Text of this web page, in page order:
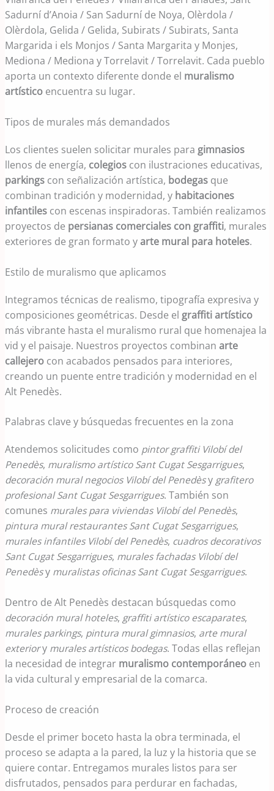
Sadurní d’Anoia / San Sadurní de Noya, Olèrdola /
Olèrdola, Gelida / Gelida, Subirats / Subirats, Santa
Margarida i els Monjos / Santa Margarita y Monjes,
Mediona / Mediona y Torrelavit / Torrelavit. Cada pueblo
aporta un contexto diferente donde el muralismo
artístico encuentra su lugar.
Tipos de murales más demandados
Los clientes suelen solicitar murales para gimnasios
llenos de energía, colegios con ilustraciones educativas,
parkings con señalización artística, bodegas que
combinan tradición y modernidad, y habitaciones
infantiles con escenas inspiradoras. También realizamos
proyectos de persianas comerciales con graffiti, murales
exteriores de gran formato yarte mural para hoteles.
Estilo de muralismo que aplicamos
Integramos técnicas de realismo, tipografía expresiva y
composiciones geométricas. Desde el graffiti artístico
más vibrante hasta el muralismo rural que homenajea la
vid y el paisaje. Nuestros proyectos combinanarte
callejero con acabados pensados para interiores,
creando un puente entre tradición y modernidad en el
Alt Penedès.
Palabras clave y búsquedas frecuentes en la zona
Atendemos solicitudes como pintor graffiti Vilobí del
Penedès, muralismo artístico Sant Cugat Sesgarrigues,
decoración mural negocios Vilobí del Penedèsygrafitero
profesional Sant Cugat Sesgarrigues. También son
comunes murales para viviendas Vilobí del Penedès,
pintura mural restaurantes Sant Cugat Sesgarrigues,
murales infantiles Vilobí del Penedès, cuadros decorativos
Sant Cugat Sesgarrigues, murales fachadas Vilobí del
Penedèsy muralistas oficinas Sant Cugat Sesgarrigues.
Dentro de Alt Penedès destacan búsquedas como
decoración mural hoteles, graffiti artístico escaparates,
murales parkings, pintura mural gimnasios, arte mural
exteriory murales artísticos bodegas. Todas ellas reflejan
la necesidad de integrar muralismo contemporáneo en
la vida cultural y empresarial de la comarca.
Proceso de creación
Desde el primer boceto hasta la obra terminada, el
proceso se adapta a la pared, la luz y la historia que se
quiere contar. Entregamos murales listos para ser
disfrutados, pensados para perdurar en fachadas,